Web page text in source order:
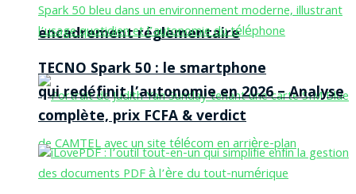
encadrement réglementaire
TECNO Spark 50 : le smartphone
qui redéfinit l’autonomie en 2026 – Analyse
complète, prix FCFA & verdict